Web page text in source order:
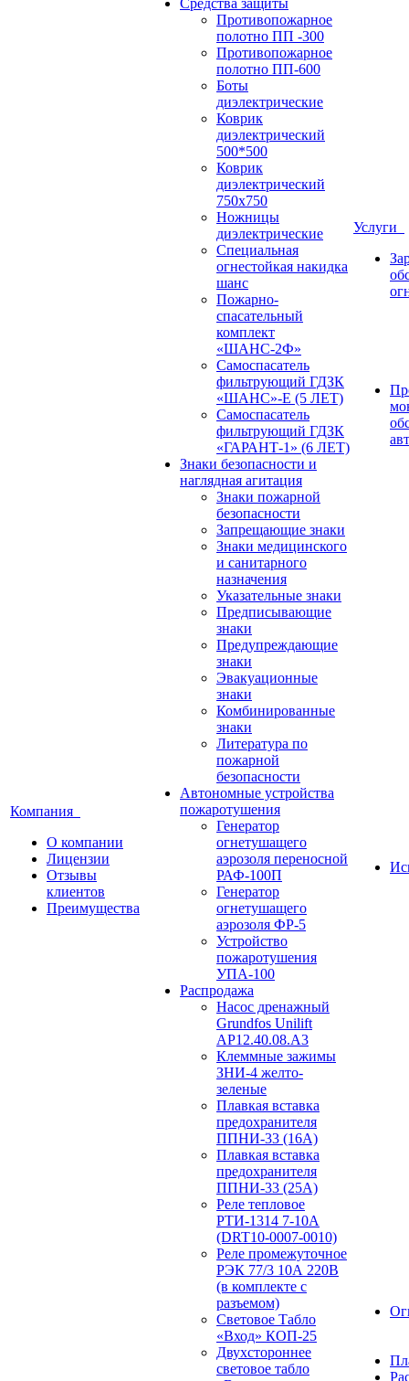
Компания
О компании
Лицензии
Отзывы
клиентов
Преимущества
Средства защиты
Противопожарное
полотно ПП -300
Противопожарное
полотно ПП-600
Боты
диэлектрические
Коврик
диэлектрический
500*500
Коврик
диэлектрический
750х750
Ножницы
диэлектрические
Специальная
огнестойкая накидка
шанс
Пожарно-
спасательный
комплект
«ШАНС-2Ф»
Самоспасатель
фильтрующий ГДЗК
«ШАНС»-Е (5 ЛЕТ)
Самоспасатель
фильтрующий ГДЗК
«ГАРАНТ-1» (6 ЛЕТ)
Знаки безопасности и
наглядная агитация
Знаки пожарной
безопасности
Запрещающие знаки
Знаки медицинского
и санитарного
назначения
Указательные знаки
Предписывающие
знаки
Предупреждающие
знаки
Эвакуационные
знаки
Комбинированные
знаки
Литература по
пожарной
безопасности
Автономные устройства
пожаротушения
Генератор
огнетушащего
аэрозоля переносной
РАФ-100П
Генератор
огнетушащего
аэрозоля ФР-5
Устройство
пожаротушения
УПА-100
Распродажа
Насос дренажный
Grundfos Unilift
АP12.40.08.A3
Клеммные зажимы
ЗНИ-4 желто-
зеленые
Плавкая вставка
предохранителя
ППНИ-33 (16А)
Плавкая вставка
предохранителя
ППНИ-33 (25А)
Реле тепловое
РТИ-1314 7-10А
(DRT10-0007-0010)
Реле промежуточное
РЭК 77/3 10А 220В
(в комплекте с
разъемом)
Световое Табло
«Вход» КОП-25
Двухстороннее
световое табло
Услуги